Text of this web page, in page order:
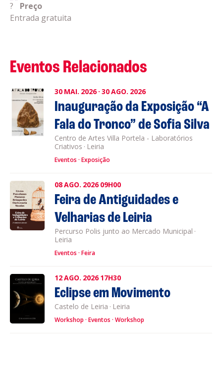
Preço
Entrada gratuita
Eventos Relacionados
30 MAI. 2026 · 30AGO. 2026
Inauguração da Exposição “A
Fala do Tronco” de Sofia Silva
Centro de Artes Villa Portela - Laboratórios
Criativos · Leiria
Eventos Exposição
08AGO. 2026 09H00
Feira de Antiguidades e
Velharias de Leiria
Percurso Polis junto ao Mercado Municipal ·
Leiria
Eventos Feira
12AGO. 2026 17H30
Eclipse em Movimento
Castelo de Leiria · Leiria
Workshop Eventos Workshop